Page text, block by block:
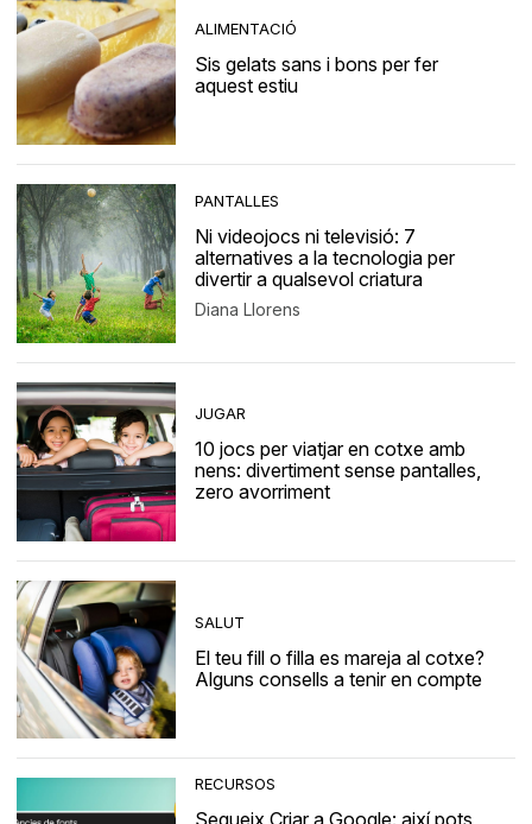
ALIMENTACIÓ
Sis gelats sans i bons per fer
aquest estiu
PANTALLES
Ni videojocs ni televisió: 7
alternatives a la tecnologia per
divertir a qualsevol criatura
Diana Llorens
JUGAR
10 jocs per viatjar en cotxe amb
nens: divertiment sense pantalles,
zero avorriment
SALUT
El teu fill o filla es mareja al cotxe?
Alguns consells a tenir en compte
RECURSOS